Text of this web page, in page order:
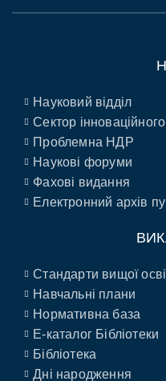
Науковий відділ
Сектор
Проблемна НДР
Наукові форуми
Фахові видання
Електронний архів
Стандарти вищої
Навчальні плани
Нормативна база
E-каталог Бібліотеки
Бібліотека
Дні народження